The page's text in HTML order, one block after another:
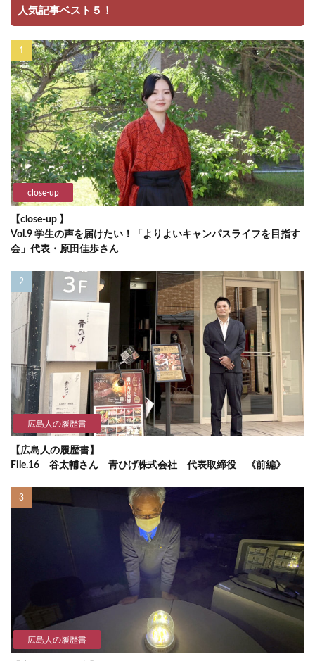
人気記事ベスト５！
close-up
【close-up 】
Vol.9 学生の声を届けたい！「よりよいキャンパスライフを目指す
会」代表・原田佳歩さん
広島人の履歴書
【広島人の履歴書】
File.16 谷太輔さん 青ひげ株式会社 代表取締役 《前編》
広島人の履歴書